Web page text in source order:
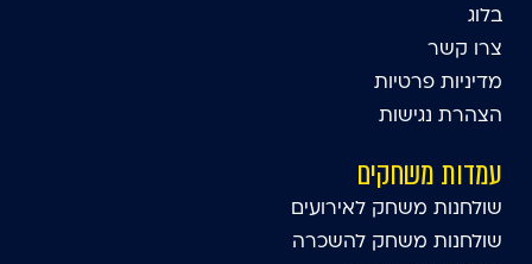
בלוג
צרו קשר
מדיניות פרטיות
הצהרת נגישות
עמדות משחקים
שולחנות משחק לאירועים
שולחנות משחק להשכרה